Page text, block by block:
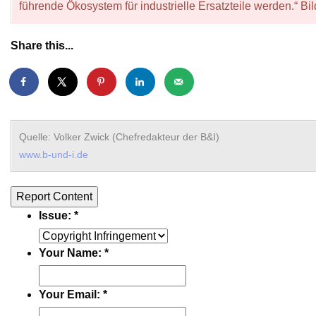
führende Ökosystem für industrielle Ersatzteile werden.“
Share this...
Quelle: Volker Zwick (Chefredakteur der B&I)
www.b-und-i.de
Report Content
Issue: *
Your Name: *
Your Email: *